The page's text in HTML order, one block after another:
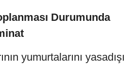
Durumunda
yumurtalarını yasadışı